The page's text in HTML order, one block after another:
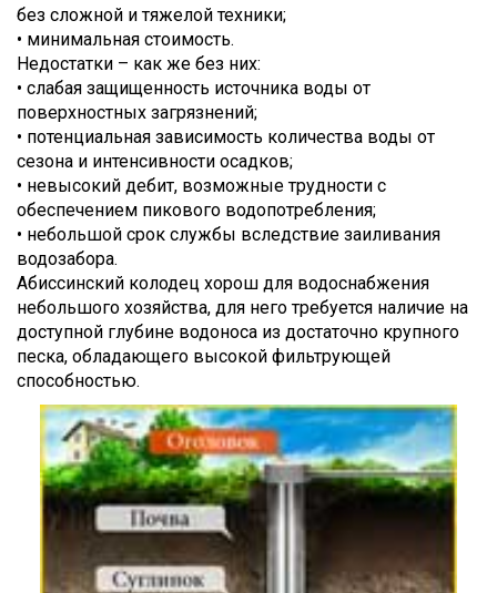
без сложной и тяжелой техники;
• минимальная стоимость.
Недостатки – как же без них:
• слабая защищенность источника воды от
поверхностных загрязнений;
• потенциальная зависимость количества воды от
сезона и интенсивности осадков;
• невысокий дебит, возможные трудности с
обеспечением пикового водопотребления;
• небольшой срок службы вследствие заиливания
водозабора.
Абиссинский колодец хорош для водоснабжения
небольшого хозяйства, для него требуется наличие на
доступной глубине водоноса из достаточно крупного
песка, обладающего высокой фильтрующей
способностью.